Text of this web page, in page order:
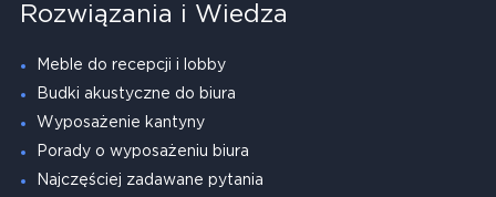
Rozwiązania i Wiedza
Meble do recepcji i lobby
Budki akustyczne do biura
Wyposażenie kantyny
Porady o wyposażeniu biura
Najczęściej zadawane pytania